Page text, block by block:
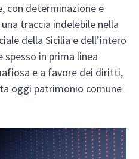
con determinazione e
traccia indelebile nella
della Sicilia e dell’intero
in prima linea
e a favore dei diritti,
oggi patrimonio comune